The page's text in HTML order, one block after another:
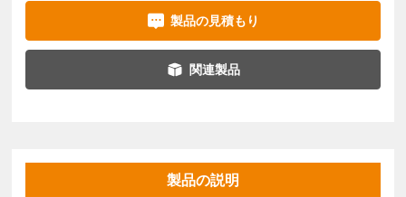
製品の見積もり
関連製品
製品の説明